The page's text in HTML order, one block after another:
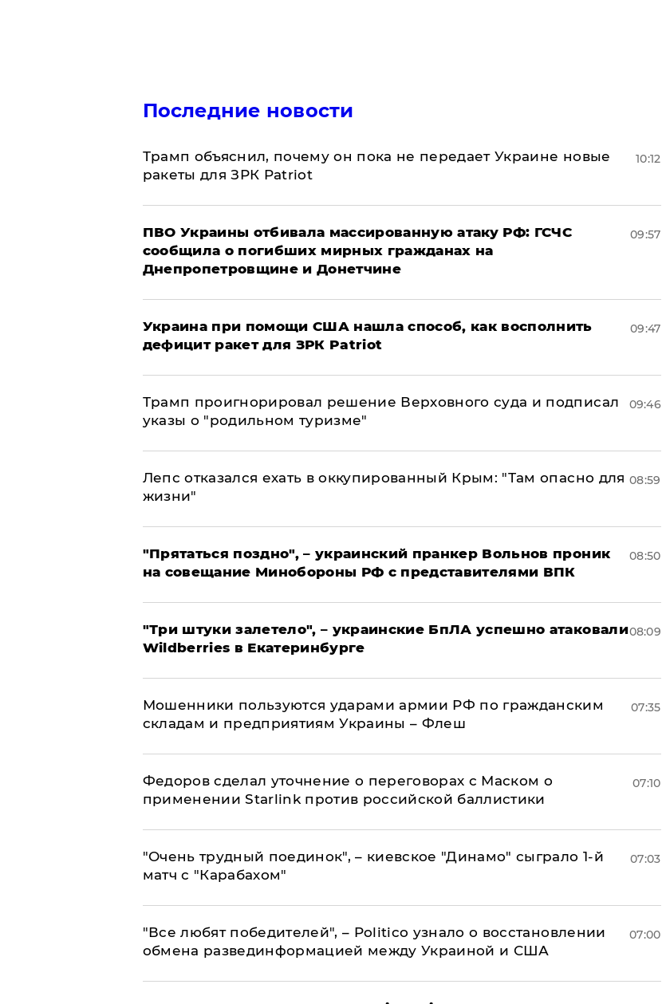
Последние новости
Трамп объяснил, почему он пока не передает Украине новые
ракеты для ЗРК Patriot
10:12
ПВО Украины отбивала массированную атаку РФ: ГСЧС
сообщила о погибших мирных гражданах на
Днепропетровщине и Донетчине
09:57
Украина при помощи США нашла способ, как восполнить
дефицит ракет для ЗРК Patriot
09:47
Трамп проигнорировал решение Верховного суда и подписал
указы о "родильном туризме"
09:46
Лепс отказался ехать в оккупированный Крым: "Там опасно для
жизни"
08:59
"Прятаться поздно", – украинский пранкер Вольнов проник
на совещание Минобороны РФ с представителями ВПК
08:50
"Три штуки залетело", – украинские БпЛА успешно атаковали
Wildberries в Екатеринбурге
08:09
Мошенники пользуются ударами армии РФ по гражданским
складам и предприятиям Украины – Флеш
07:35
Федоров сделал уточнение о переговорах с Маском о
применении Starlink против российской баллистики
07:10
"Очень трудный поединок", – киевское "Динамо" сыграло 1-й
матч с "Карабахом"
07:03
​"Все любят победителей", – Politico узнало о восстановлении
обмена развединформацией между Украиной и США
07:00